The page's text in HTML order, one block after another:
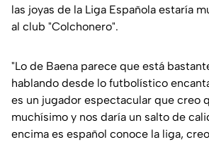
las joyas de la Liga Española estaría
al club "Colchonero".
"Lo de Baena parece que está
hablando desde lo futbolístico
es un jugador espectacular que creo
muchísimo y nos daría un salto de
encima es español conoce la liga,